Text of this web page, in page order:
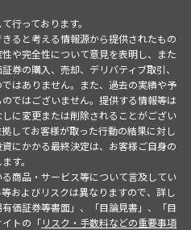
行っております。
ると考える情報源から提供されたもの
や完全性について意見を表明し、また
券の購入、売却、デリバティブ取引、
はありません。また、過去の実績や予
ではございません。提供する情報等は
に変更または削除されることがござい
してお客様が取った行動の結果に対し
にかかる最終決定は、お客様ご自身の
す。
商品・サービス等について言及してい
およびリスクは異なりますので、詳し
価証券等書面」、「目論見書」、「目
トの「リスク・手数料などの重要事項